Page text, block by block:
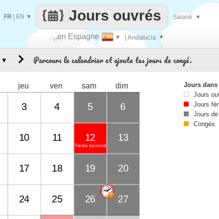
Faire
..en Espagne ▼ | Andalucía ▼
Jours ouvrés
FR EN ▼ Salarié ▼
Parcours le calendrier et ajoute tes jours de congé.
jeu ven sam dim
3 4 5 6
10 11
Fiesta nacional
12 13
17 18 19 20
24 25 26 27
▼
Jours
Jours
Jours
Jours
Congés